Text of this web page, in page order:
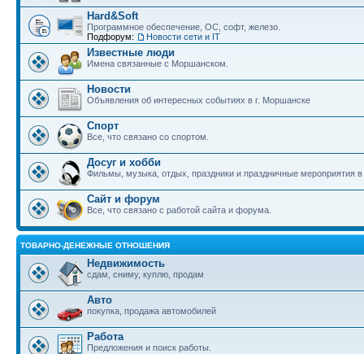
Hard&Soft
Программное обеспечение, ОС, софт, железо.
Подфорум:
Новости сети и IT
Известные люди
Имена связанные с Моршанском.
Новости
Объявления об интересных событиях в г. Моршанске
Спорт
Все, что связано со спортом.
Досуг и хобби
Фильмы, музыка, отдых, праздники и праздничные мероприятия
Сайт и форум
Все, что связано с работой сайта и форума.
ТОВАРНО-ДЕНЕЖНЫЕ ОТНОШЕНИЯ
Недвижимость
сдам, сниму, куплю, продам
Авто
покупка, продажа автомобилей
Работа
Предложения и поиск работы.